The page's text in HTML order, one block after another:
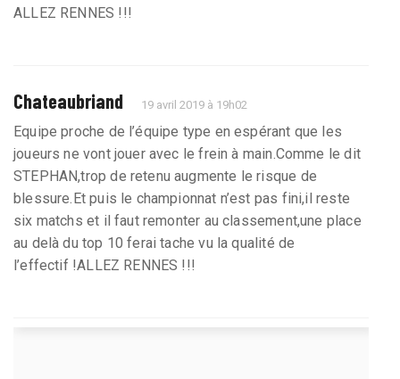
ALLEZ RENNES !!!
Chateaubriand 19 avril 2019 à 19h02
Equipe proche de l’équipe type en espérant que les
joueurs ne vont jouer avec le frein à main.Comme le dit
STEPHAN,trop de retenu augmente le risque de
blessure.Et puis le championnat n’est pas fini,il reste
six matchs et il faut remonter au classement,une place
au delà du top 10 ferai tache vu la qualité de
l’effectif !ALLEZ RENNES !!!